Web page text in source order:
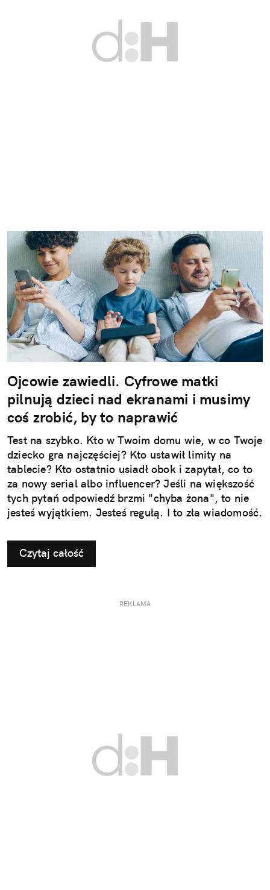
Ojcowie zawiedli. Cyfrowe matki
pilnują dzieci nad ekranami i musimy
coś zrobić, by to naprawić
Test na szybko. Kto w Twoim domu wie, w co Twoje
dziecko gra najczęściej? Kto ustawił limity na
tablecie? Kto ostatnio usiadł obok i zapytał, co to
za nowy serial albo influencer? Jeśli na większość
tych pytań odpowiedź brzmi "chyba żona", to nie
jesteś wyjątkiem. Jesteś regułą. I to zła wiadomość.
Czytaj całość
REKLAMA